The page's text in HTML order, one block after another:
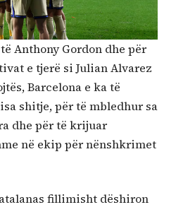
Anthony Gordon dhe për
e tjerë si Julian Alvarez
Barcelona e ka të
shitje, për të mbledhur sa
dhe për të krijuar
në ekip për nënshkrimet
fillimisht dëshiron